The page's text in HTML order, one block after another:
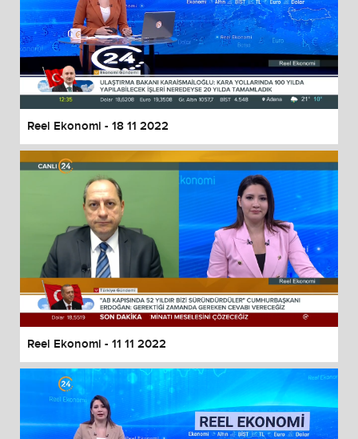
Reel Ekonomi - 18 11 2022
Reel Ekonomi - 11 11 2022